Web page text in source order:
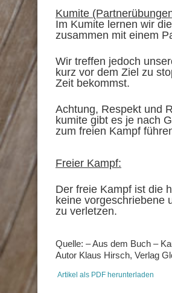
Kumite
Im Kumite lernen wir
zusammen mit einem
Wir treffen jedoch
kurz vor dem Ziel zu
Zeit bekommst.
Achtung, Respekt und
kumite gibt es je nach
zum freien Kampf
Freier Kampf:
Der freie Kampf ist die
keine vorgeschriebene
zu verletzen.
Quelle: – Aus dem Buch –
Autor Klaus Hirsch, Verlag
Artikel als PDF herunterladen